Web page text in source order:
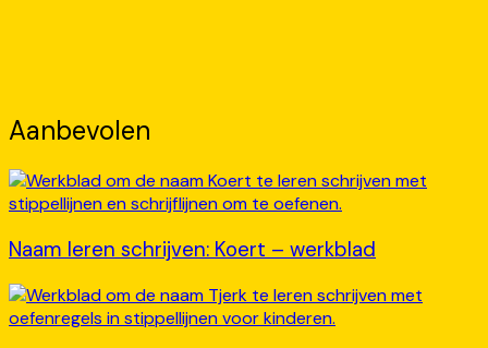
Aanbevolen
Naam leren schrijven: Koert – werkblad